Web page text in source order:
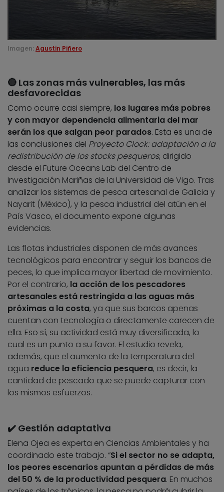
Imagen: Agustin Piñero
🔴 Las zonas más vulnerables, las más
desfavorecidas
Como ocurre casi siempre, los lugares más pobres
y con mayor dependencia alimentaria del mar
serán los que salgan peor parados. Esta es una de
las conclusiones del Proyecto Clock: adaptación a la
redistribución de los stocks pesqueros, dirigido
desde el Future Oceans Lab del Centro de
Investigación Mariñas de la Universidad de Vigo. Tras
analizar los sistemas de pesca artesanal de Galicia y
Nayarit (México), y la pesca industrial del atún en el
País Vasco, el documento expone algunas
evidencias.
Las flotas industriales disponen de más avances
tecnológicos para encontrar y seguir los bancos de
peces, lo que implica mayor libertad de movimiento.
Por el contrario, la acción de los pescadores
artesanales está restringida a las aguas más
próximas a la costa, ya que sus barcos apenas
cuentan con tecnología o directamente carecen de
ella. Eso sí, su actividad está muy diversificada, lo
cual es un punto a su favor. El estudio revela,
además, que el aumento de la temperatura del
agua reduce la eficiencia pesquera, es decir, la
cantidad de pescado que se puede capturar con
los mismos esfuerzos.
✔️ Gestión adaptativa
Elena Ojea es experta en Ciencias Ambientales y ha
coordinado este trabajo. “Si el sector no se adapta,
los peores escenarios apuntan a pérdidas de más
del 50 % de la productividad pesquera. En muchos